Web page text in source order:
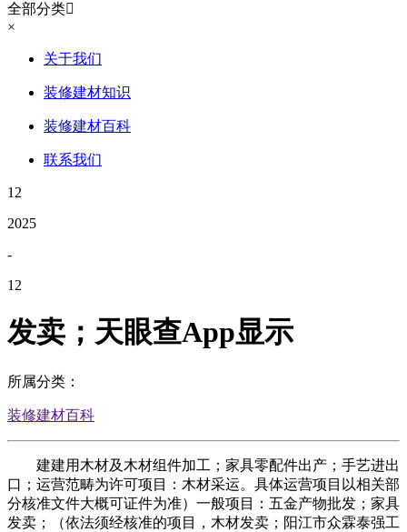
全部分类
×
关于我们
装修建材知识
装修建材百科
联系我们
12
2025
-
12
发卖；天眼查App显示
所属分类：
装修建材百科
建建用木材及木材组件加工；家具零配件出产；手艺进出
口；运营范畴为许可项目：木材采运。具体运营项目以相关部
分核准文件大概可证件为准）一般项目：五金产物批发；家具
发卖；（依法须经核准的项目，木材发卖；阳江市众霖泰强工